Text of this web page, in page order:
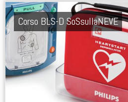
Corso BLS-D SoSsullaNEVE